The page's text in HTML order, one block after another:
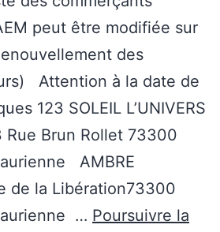
peut être modifiée sur
des
Attention à la date de
123 SOLEIL L’UNIVERS
Rue Brun Rollet 73300
AMBRE
de la Libération73300
… Poursuivre la